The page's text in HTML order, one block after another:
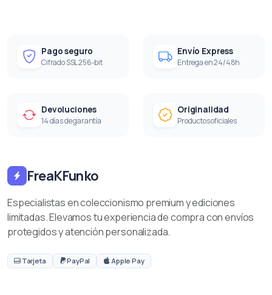
Pago seguro
Cifrado SSL 256-bit
Envío Express
Entrega en 24/48h
Devoluciones
14 días de garantía
Originalidad
Productos oficiales
FreaKFunko
Especialistas en coleccionismo premium y ediciones
limitadas. Elevamos tu experiencia de compra con envíos
protegidos y atención personalizada.
Tarjeta PayPal Apple Pay